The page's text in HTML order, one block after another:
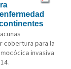
cobertura para la
invasiva